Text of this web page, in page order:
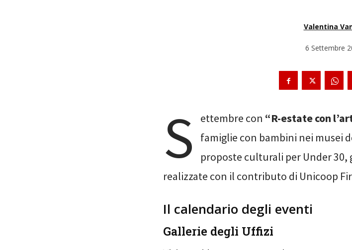
Valentina
6 Settembre
S ettembre con “R-estate con
famiglie con bambini nei musei
proposte culturali per Under 30,
realizzate con il contributo di Unicoop
Il calendario degli eventi
Gallerie degli Uffizi